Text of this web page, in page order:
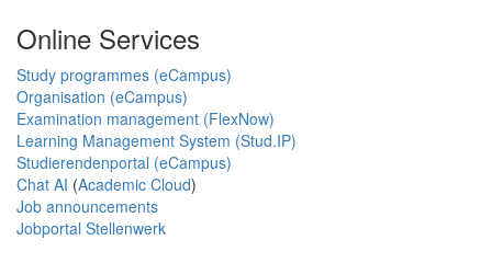
Online Services
Study programmes (eCampus)
Organisation (eCampus)
Examination management (FlexNow)
Learning Management System (Stud.IP)
Studierendenportal (eCampus)
Chat AI (Academic Cloud)
Job announcements
Jobportal Stellenwerk